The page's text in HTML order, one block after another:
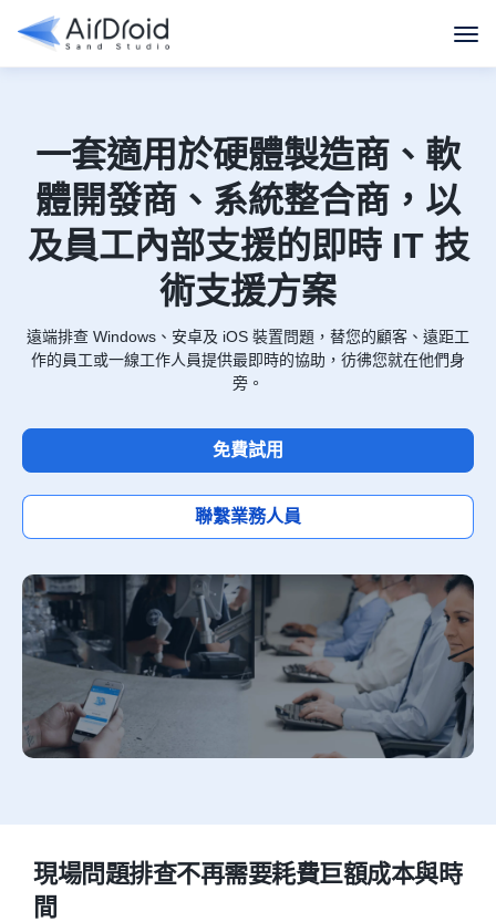
一套適用於硬體製造商、軟
體開發商、系統整合商，以
及員工內部支援的即時 IT 技
術支援方案
遠端排查 Windows、安卓及 iOS 裝置問題，替您的顧客、遠距工
作的員工或一線工作人員提供最即時的協助，彷彿您就在他們身
旁。
免費試用
聯繫業務人員
現場問題排查不再需要耗費巨額成本與時
間